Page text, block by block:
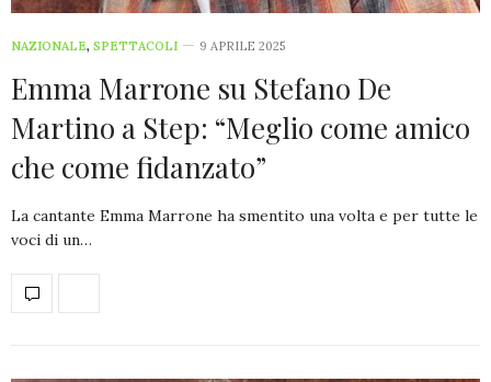
NAZIONALE, SPETTACOLI 9 APRILE 2025
Emma Marrone su Stefano De
Martino a Step: “Meglio come amico
che come fidanzato”
La cantante Emma Marrone ha smentito una volta e per tutte le
voci di un…